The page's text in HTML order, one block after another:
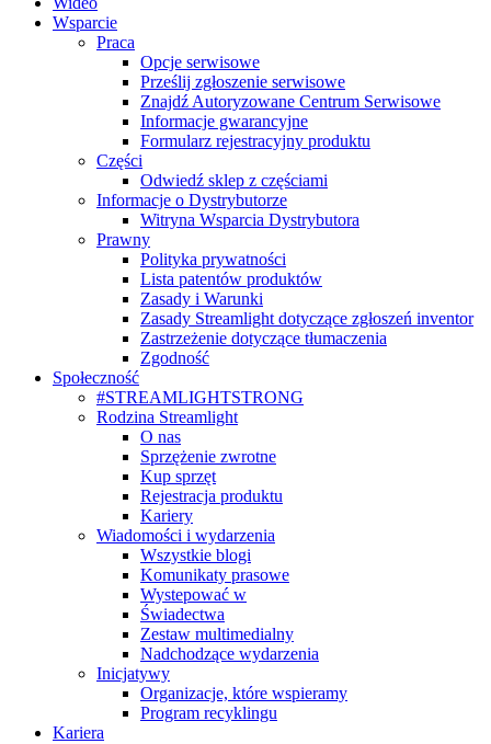
Wsparcie
Praca
Opcje serwisowe
Prześlij zgłoszenie serwisowe
Znajdź Autoryzowane Centrum Serwisowe
Informacje gwarancyjne
Formularz rejestracyjny produktu
Części
Odwiedź sklep z częściami
Informacje o Dystrybutorze
Witryna Wsparcia Dystrybutora
Prawny
Polityka prywatności
Lista patentów produktów
Zasady i Warunki
Zasady Streamlight dotyczące zgłoszeń inventor
Zastrzeżenie dotyczące tłumaczenia
Zgodność
Społeczność
#STREAMLIGHTSTRONG
Rodzina Streamlight
O nas
Sprzężenie zwrotne
Kup sprzęt
Rejestracja produktu
Kariery
Wiadomości i wydarzenia
Wszystkie blogi
Komunikaty prasowe
Wystepować w
Świadectwa
Zestaw multimedialny
Nadchodzące wydarzenia
Inicjatywy
Organizacje, które wspieramy
Program recyklingu
Kariera